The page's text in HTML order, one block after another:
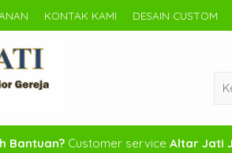
KONTAK KAMI DESAIN CUSTOM
Bantuan?Customer service Altar Jati